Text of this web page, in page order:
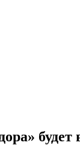
будет